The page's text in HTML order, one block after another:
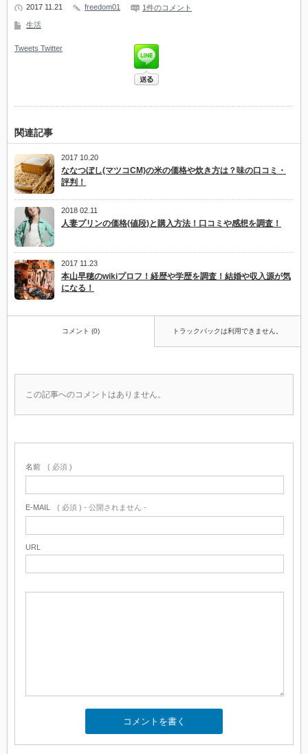
2017 11.21 freedom01 1件のコメント
生活
Tweets Twitter
関連記事
2017 10.20
ななつぼし(マツコCM)の米の価格や炊き方は？味の口コミ・
評判！
2018 02.11
人妻プリンの価格(値段)と購入方法！口コミや感想を調査！
2017 11.23
本山早穂のwikiプロフ！経歴や学歴を調査！結婚や収入源が気
になる！
コメント (0) トラックバックは利用できません。
この記事へのコメントはありません。
名前 ( 必須 )
E-MAIL ( 必須 ) - 公開されません -
URL